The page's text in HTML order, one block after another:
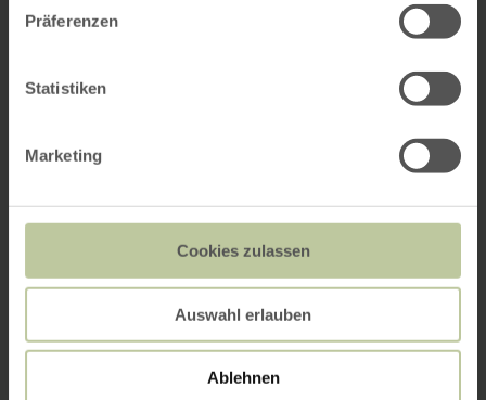
Präferenzen
Statistiken
Marketing
Cookies zulassen
Auswahl erlauben
Ablehnen